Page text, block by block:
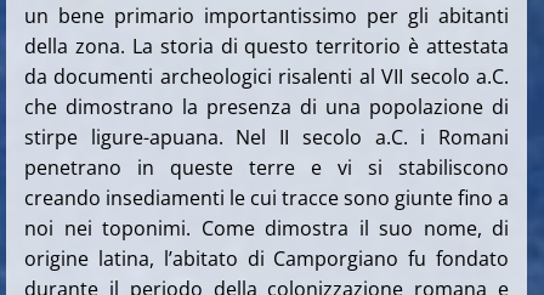
un bene primario importantissimo per gli abitanti
della zona. La storia di questo territorio è attestata
da documenti archeologici risalenti al VII secolo a.C.
che dimostrano la presenza di una popolazione di
stirpe ligure-apuana. Nel II secolo a.C. i Romani
penetrano in queste terre e vi si stabiliscono
creando insediamenti le cui tracce sono giunte fino a
noi nei toponimi. Come dimostra il suo nome, di
origine latina, l’abitato di Camporgiano fu fondato
durante il periodo della colonizzazione romana e